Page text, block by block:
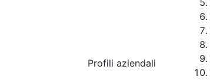
Profili aziendali